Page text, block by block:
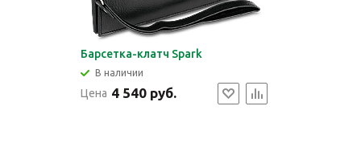
Барсетка-клатч Spark
В наличии
Цена 4 540 руб.